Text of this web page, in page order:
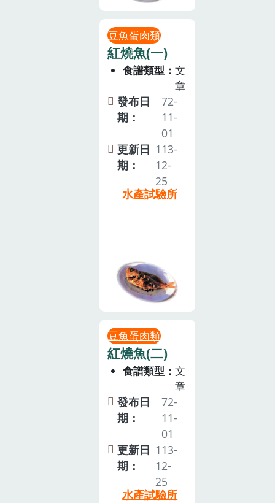
豆魚蛋肉類
紅燒魚(一)
食譜類型
文
章
發布日
期：
72-
11-
01
更新日
期：
113-
12-
25
水產試驗所
豆魚蛋肉類
紅燒魚(二)
食譜類型
文
章
發布日
期：
72-
11-
01
更新日
期：
113-
12-
25
水產試驗所